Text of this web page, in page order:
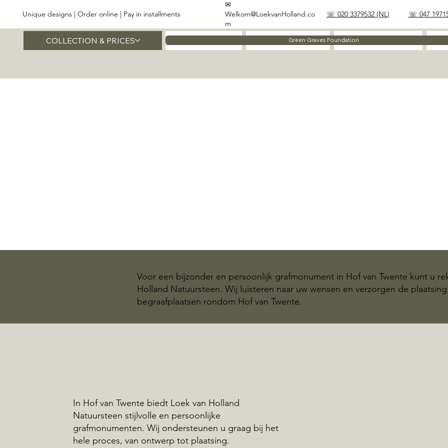
Unique designs | Order online | Pay in installments ☏ 020 3379532 (NL) ☏ 047
✉
Welkom@LoekvanHolland.co
m
COLLECTION & PRICES Method
Green Graves Foundation
Voor een bijzonder en persoonlijk grafmonument in Hof van Twente kunt u
Holland Natuursteen. Wij luisteren naar uw wensen en verzorgen de
begraafplaatsen rondom Hof van Twente.
In Hof van Twente biedt Loek van Holland
Natuursteen stijlvolle en persoonlijke
grafmonumenten. Wij ondersteunen u graag bij het
hele proces, van ontwerp tot plaatsing.